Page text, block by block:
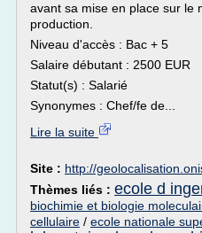
avant sa mise en place sur le
production.
Niveau d'accès : Bac + 5
Salaire débutant : 2500 EUR
Statut(s) : Salarié
Synonymes : Chef/fe de...
Lire la suite
Site : http://
Thèmes liés : ecole d
biochimie et biologie
cellulaire / ecole nationale